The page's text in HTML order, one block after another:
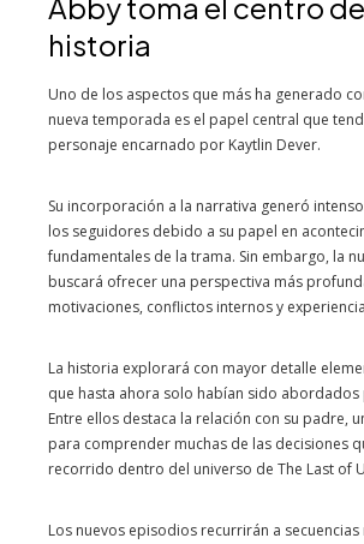
Abby toma el centro
historia
Uno de los aspectos que más ha generado
nueva temporada es el papel central que
personaje encarnado por Kaytlin Dever.
Su incorporación a la narrativa generó
los seguidores debido a su papel en
fundamentales de la trama. Sin embargo, la
buscará ofrecer una perspectiva más
motivaciones, conflictos internos y
La historia explorará con mayor detalle
que hasta ahora solo habían sido abordados
Entre ellos destaca la relación con su padre,
para comprender muchas de las decisiones
recorrido dentro del universo de The Last of
Los nuevos episodios recurrirán a